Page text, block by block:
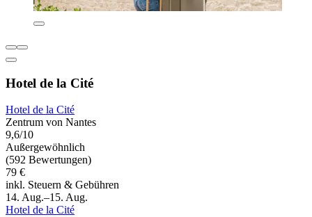
Hotel de la Cité
Hotel de la Cité
Zentrum von Nantes
9,6/10
Außergewöhnlich
(592 Bewertungen)
79 €
inkl. Steuern & Gebühren
14. Aug.–15. Aug.
Hotel de la Cité